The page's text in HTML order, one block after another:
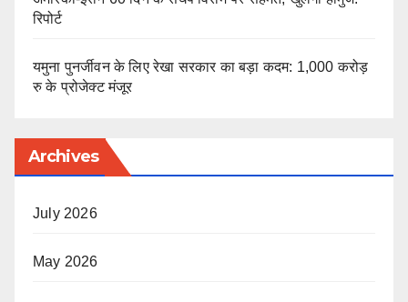
रिपोर्ट
यमुना पुनर्जीवन के लिए रेखा सरकार का बड़ा कदम: 1,000 करोड़
रु के प्रोजेक्ट मंजूर
Archives
July 2026
May 2026